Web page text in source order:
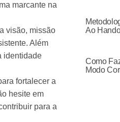
marcante na
visão, missão
Além
identidade
fortalecer a
hesite em
para a
Ao
Como
Modo